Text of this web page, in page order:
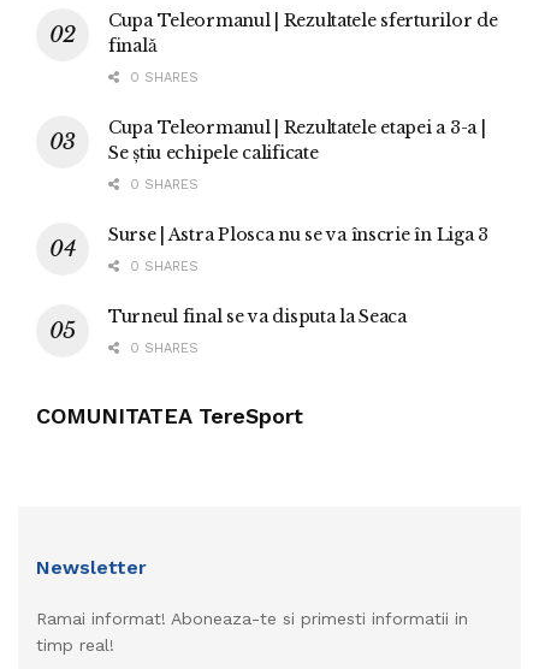
Cupa Teleormanul | Rezultatele sferturilor de
finală
0 SHARES
Cupa Teleormanul | Rezultatele etapei a 3-a |
Se știu echipele calificate
0 SHARES
Surse | Astra Plosca nu se va înscrie în Liga 3
0 SHARES
Turneul final se va disputa la Seaca
0 SHARES
COMUNITATEA TereSport
Newsletter
Ramai informat! Aboneaza-te si primesti informatii in
timp real!